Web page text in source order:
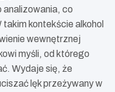
analizowania, co
kontekście alkohol
wewnętrznej
myśli, od którego
Wydaje się, że
lęk przeżywany w